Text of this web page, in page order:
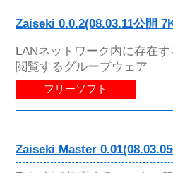
Zaiseki 0.0.2(08.03.11公開
LANネットワーク内に存在
閲覧するグループウェア
フリーソフト
Zaiseki Master